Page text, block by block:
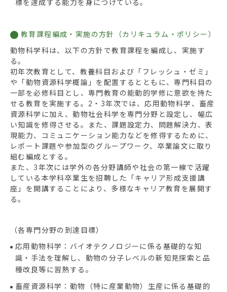
標を達成する能力を身につけている。
教育課程編成・実施の方針（カリキュラム・ポリシー）
動物科学科は、以下の方針で教育課程を編成し、実施す
る。
初年次教育として、教養科目および「フレッシュ・ゼミ」
や「動物資源科学概論」を配置するとともに、専門科目の
一部を必修科目とし、専門教育の能動的学修に意欲を持た
せる教育を実施する。2・3年次では、応用動物科学、畜産
資源科学に加え、動物社会科学を専門分野と設定し、幅広
い知識を修得させる。また、課題設定力、問題解決力、表
現能力、コミュニケーション能力などを修得するために、
レポート課題や参加型のグループワーク、卒業論文に取り
組む編成とする。
また、3年次には学外の各分野講師や社会の第一線で活躍
している本学科卒業生を招聘した「キャリア形成支援講
座」を開講することにより、多様なキャリア教育を展開す
る。
（各専門分野の到達目標）
応用動物科学：バイオテクノロジーに係る基礎的な知
識・手法を理解し、動物の分子レベルの新知見探索と品
種改良等に習熟する。
畜産資源科学：動物（特に産業動物）生産に係る基礎的